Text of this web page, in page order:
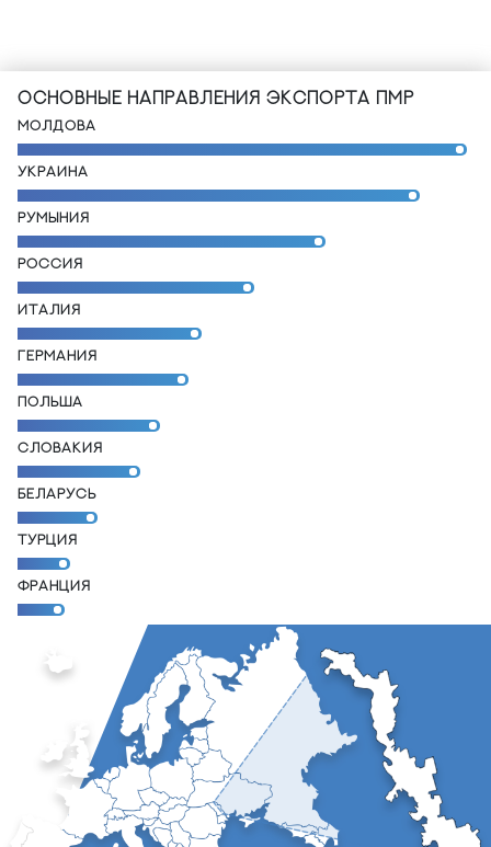
ОСНОВНЫЕ НАПРАВЛЕНИЯ ЭКСПОРТА ПМР
МОЛДОВА
УКРАИНА
РУМЫНИЯ
РОССИЯ
ИТАЛИЯ
ГЕРМАНИЯ
ПОЛЬША
СЛОВАКИЯ
БЕЛАРУСЬ
ТУРЦИЯ
ФРАНЦИЯ